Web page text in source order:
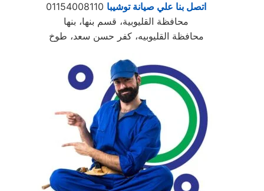
اتصل بنا علي صيانة توشيبا
محافظة القليوبية، قسم بنها، بنها
محافظة القليوبيه، كفر حسن سعد، طوخ